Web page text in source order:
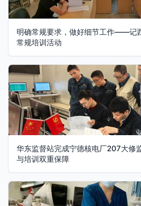
明确常规要求，做好细节工作——记
常规培训活动
华东监督站完成宁德核电厂207大修
与培训双重保障